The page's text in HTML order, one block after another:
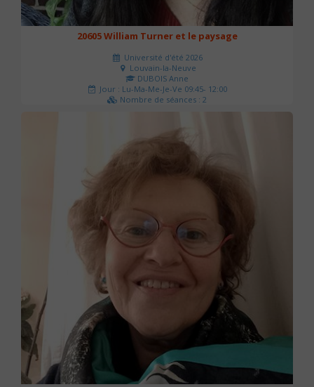
20605 William Turner et le paysage
Université d'été 2026
Louvain-la-Neuve
DUBOIS Anne
Jour : Lu-Ma-Me-Je-Ve 09:45- 12:00
Nombre de séances : 2